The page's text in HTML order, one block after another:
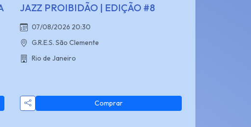
JAZZ PROIBIDÃO | EDIÇÃO #8
07/08/2026 20:30
G.R.E.S. São Clemente
Rio de Janeiro
Comprar